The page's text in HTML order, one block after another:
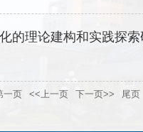
论建构和实践探索研究
一页 <<上一页 下一页>> 尾页